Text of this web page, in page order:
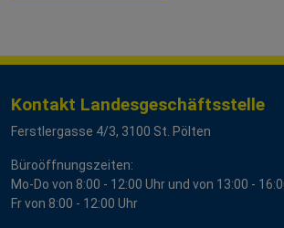
Kontakt Landesgeschäftsstelle
Ferstlergasse 4/3, 3100 St. Pölten
Büroöffnungszeiten:
Mo-Do von 8:00 - 12:00 Uhr und von 13:00 -
Fr von 8:00 - 12:00 Uhr